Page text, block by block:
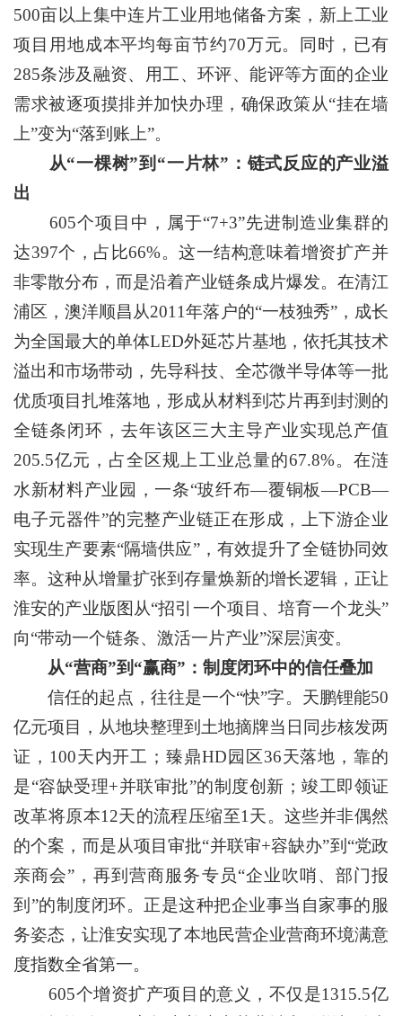
500亩以上集中连片工业用地储备方案，新上工业
项目用地成本平均每亩节约70万元。同时，已有
285条涉及融资、用工、环评、能评等方面的企业
需求被逐项摸排并加快办理，确保政策从“挂在墙
上”变为“落到账上”。
从“一棵树”到“一片林”：链式反应的产业溢
出
605个项目中，属于“7+3”先进制造业集群的
达397个，占比66%。这一结构意味着增资扩产并
非零散分布，而是沿着产业链条成片爆发。在清江
浦区，澳洋顺昌从2011年落户的“一枝独秀”，成长
为全国最大的单体LED外延芯片基地，依托其技术
溢出和市场带动，先导科技、全芯微半导体等一批
优质项目扎堆落地，形成从材料到芯片再到封测的
全链条闭环，去年该区三大主导产业实现总产值
205.5亿元，占全区规上工业总量的67.8%。在涟
水新材料产业园，一条“玻纤布—覆铜板—PCB—
电子元器件”的完整产业链正在形成，上下游企业
实现生产要素“隔墙供应”，有效提升了全链协同效
率。这种从增量扩张到存量焕新的增长逻辑，正让
淮安的产业版图从“招引一个项目、培育一个龙头”
向“带动一个链条、激活一片产业”深层演变。
从“营商”到“赢商”：制度闭环中的信任叠加
信任的起点，往往是一个“快”字。天鹏锂能50
亿元项目，从地块整理到土地摘牌当日同步核发两
证，100天内开工；臻鼎HD园区36天落地，靠的
是“容缺受理+并联审批”的制度创新；竣工即领证
改革将原本12天的流程压缩至1天。这些并非偶然
的个案，而是从项目审批“并联审+容缺办”到“党政
亲商会”，再到营商服务专员“企业吹哨、部门报
到”的制度闭环。正是这种把企业事当自家事的服
务姿态，让淮安实现了本地民营企业营商环境满意
度指数全省第一。
605个增资扩产项目的意义，不仅是1315.5亿